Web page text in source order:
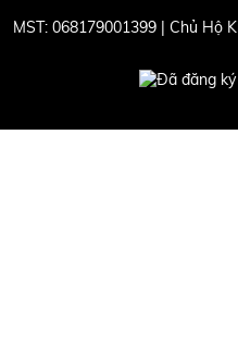
MST: 068179001399 | Chủ Hộ